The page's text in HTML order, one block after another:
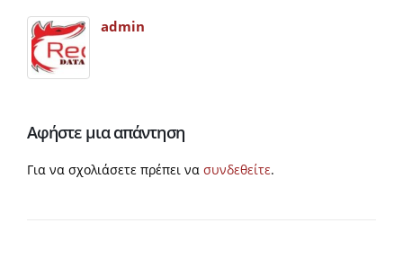
admin
Αφήστε μια απάντηση
Για να σχολιάσετε πρέπει να συνδεθείτε.